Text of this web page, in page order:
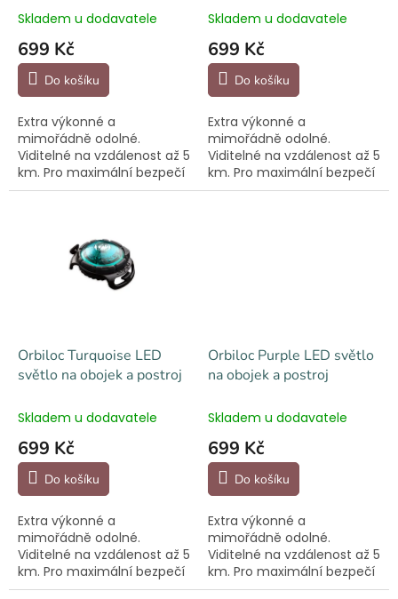
Skladem u dodavatele
699 Kč
Do košíku
Extra výkonné a
mimořádně odolné.
Viditelné na vzdálenost až 5
km. Pro maximální bezpečí
při večerních procházkách.
Skladem u dodavatele
699 Kč
Do košíku
Extra výkonné a
mimořádně odolné.
Viditelné na vzdálenost až 5
km. Pro maximální bezpečí
při večerních procházkách.
Orbiloc Turquoise LED
světlo na obojek a postroj
Skladem u dodavatele
699 Kč
Do košíku
Extra výkonné a
mimořádně odolné.
Viditelné na vzdálenost až 5
km. Pro maximální bezpečí
při večerních procházkách.
Orbiloc Purple LED světlo
na obojek a postroj
Skladem u dodavatele
699 Kč
Do košíku
Extra výkonné a
mimořádně odolné.
Viditelné na vzdálenost až 5
km. Pro maximální bezpečí
při večerních procházkách.